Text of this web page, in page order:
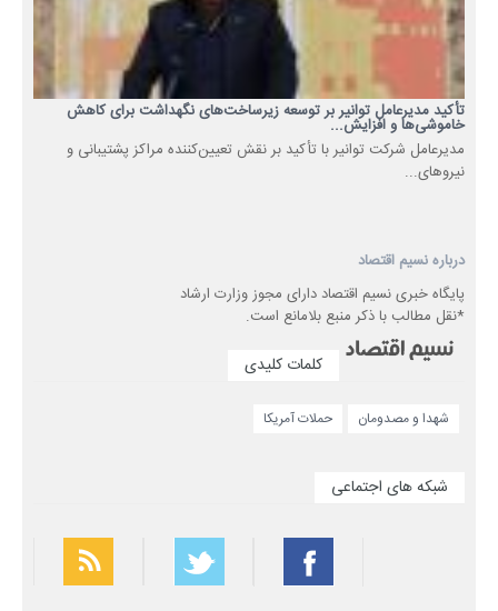
تأکید مدیرعامل توانیر بر توسعه زیرساخت‌های نگهداشت برای کاهش
خاموشی‌ها و افزایش...
مدیرعامل شرکت توانیر با تأکید بر نقش تعیین‌کننده مراکز پشتیبانی و
نیروهای...
درباره نسیم اقتصاد
پایگاه خبری نسیم اقتصاد دارای مجوز وزارت ارشاد
*نقل مطالب با ذکر منبع بلامانع است.
کلمات کلیدی
شهدا و مصدومان حملات آمریکا
شبکه های اجتماعی